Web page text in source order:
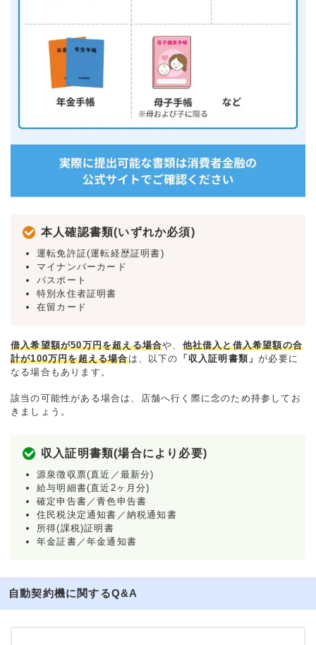
本人確認書類(いずれか必須)
運転免許証(運転経歴証明書)
マイナンバーカード
パスポート
特別永住者証明書
在留カード
借入希望額が50万円を超える場合や、 他社借入と借入希望額の合
計が100万円を超える場合は、以下の 「収入証明書類」が必要に
なる場合もあります。
該当の可能性がある場合は、店舗へ行く際に念のため持参してお
きましょう。
収入証明書類(場合により必要)
源泉徴収票(直近／最新分)
給与明細書(直近2ヶ月分)
確定申告書／青色申告書
住民税決定通知書／納税通知書
所得(課税)証明書
年金証書／年金通知書
自動契約機に関するQ&A